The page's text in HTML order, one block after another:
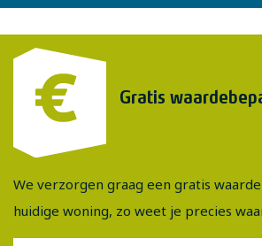
Gratis
We verzorgen graag een gratis
huidige woning, zo weet je precies